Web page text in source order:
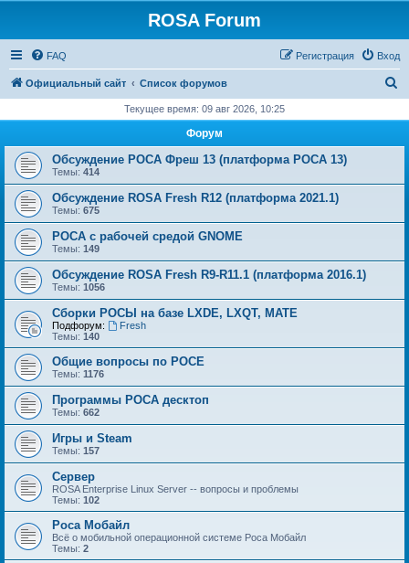
ROSA Forum
FAQ Вход
Регистрация
Официальный сайт Список форумов
с
Текущее время: 09 авг 2026, 10:25
Форум
Обсуждение РОСА Фреш 13 (платформа РОСА 13)
Темы: 414
Обсуждение ROSA Fresh R12 (платформа 2021.1)
Темы: 675
РОСА с рабочей средой GNOME
Темы: 149
Обсуждение ROSA Fresh R9-R11.1 (платформа 2016.1)
Темы: 1056
Сборки РОСЫ на базе LXDE, LXQT, MATE
Подфорум:
Fresh
Темы: 140
Общие вопросы по РОСЕ
Темы: 1176
Программы РОСА десктоп
Темы: 662
Игры и Steam
Темы: 157
Сервер
ROSA Enterprise Linux Server -- вопросы и проблемы
Темы: 102
Роса Мобайл
Всё о мобильной операционной системе Роса Мобайл
Темы: 2